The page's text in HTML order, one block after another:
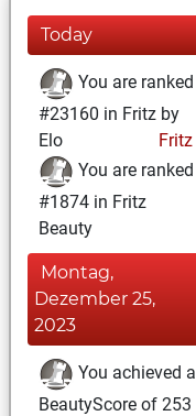
Today
You are ranked
#23160 in Fritz by
Elo
Fritz
You are ranked
#1874 in Fritz
Beauty
Montag,
Dezember 25,
2023
You achieved a
BeautyScore of 253